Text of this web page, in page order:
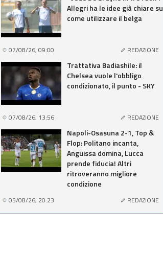
Allegri ha le idee già chiare su
come utilizzare il belga
07/08/26, 09:00 REDAZIONE
Trattativa Badiashile: il
Chelsea vuole l'obbligo
condizionato, il punto - SKY
07/08/26, 13:56 REDAZIONE
Napoli-Osasuna 2-1, Top &
Flop: Politano incanta,
Anguissa domina, Lucca
prende fiducia! Altri
ritroveranno migliore
condizione
05/08/26, 20:23 REDAZIONE